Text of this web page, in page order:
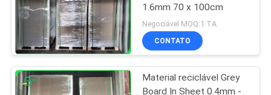
1.6mm 70 x 100cm
Negociável MOQ:1 TA
CONTATO
Material reciclável Grey
Board In Sheet 0.4mm -